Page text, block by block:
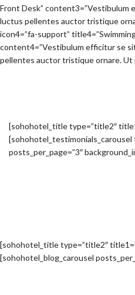
Front Desk” content3=”Vestibulum
luctus pellentes auctor tristique
icon4=”fa-support”
content4=”Vestibulum efficitur se
pellentes auctor tristique ornare. Ut
[sohohotel_title type=”title2″
[sohohotel_testimonials_carousel
posts_per_page=”3″
[sohohotel_title type=”title2″
[sohohotel_blog_carousel